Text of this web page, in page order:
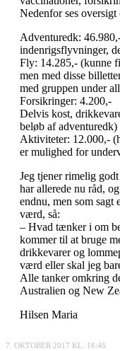
Nedenfor ses
Adventuredk:
indenrigsflyvninger,
Fly: 14.285,- (kunne
men med disse
med gruppen under
Forsikringer: 4.200,-
Delvis kost,
beløb af adventuredk)
Aktiviteter: 12.000,-
er mulighed for
Jeg tjener rimelig
har allerede nu råd,
endnu, men som sagt
værd, så:
– Hvad tænker i om
kommer til at bruge
drikkevarer og
værd eller skal jeg
Alle tanker omkring
Australien og New
Hilsen Maria
7. OKTOBER 2017 KL. 16:46